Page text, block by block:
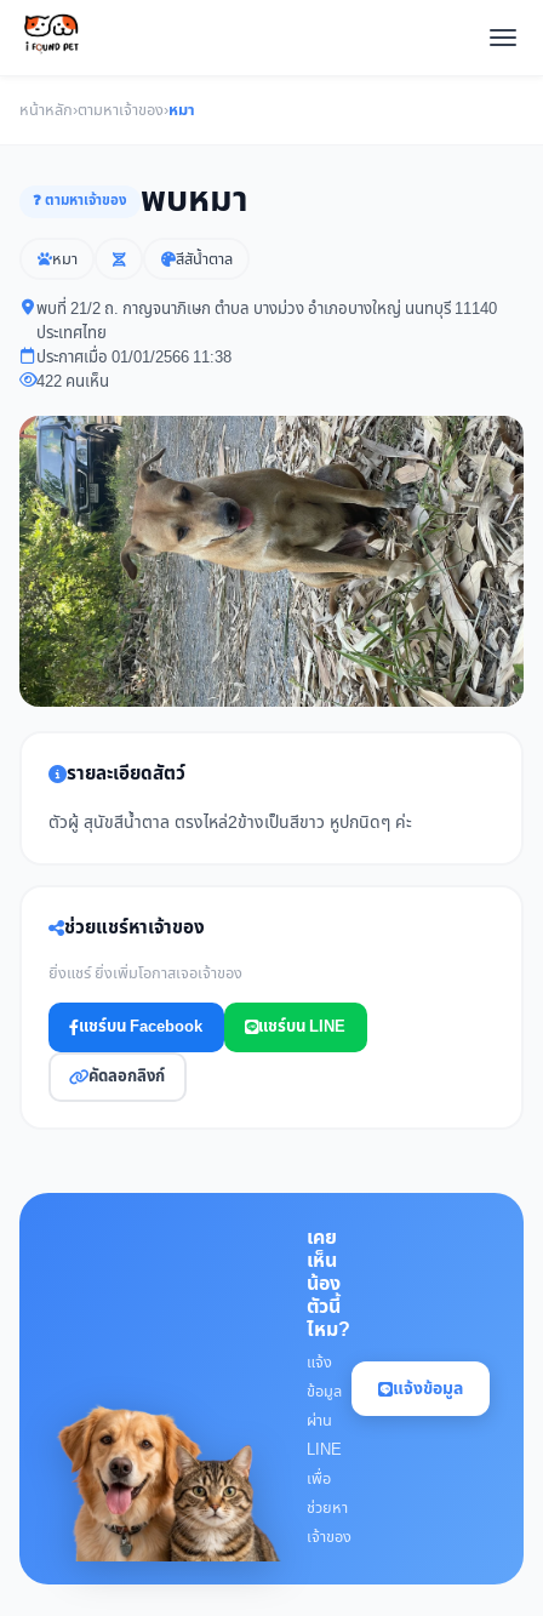
หน้าหลัก›ตามหาเจ้าของ›หมา
❓ ตามหาเจ้าของ พบหมา
หมา สีสัน้ำตาล
พบที่ 21/2 ถ. กาญจนาภิเษก ตำบล บางม่วง อำเภอบางใหญ่ นนทบุรี 11140
ประเทศไทย
ประกาศเมื่อ 01/01/2566 11:38
422 คนเห็น
รายละเอียดสัตว์
ตัวผู้ สุนัขสีน้ำตาล ตรงไหล่2ข้างเป็นสีขาว หูปกนิดๆ ค่ะ
ช่วยแชร์หาเจ้าของ
ยิ่งแชร์ ยิ่งเพิ่มโอกาสเจอเจ้าของ
แชร์บน Facebook แชร์บน LINE
คัดลอกลิงก์
เคย
เห็น
น้อง
ตัวนี้
ไหม?
แจ้ง
ข้อมูล
ผ่าน
LINE
เพื่อ
ช่วยหา
เจ้าของ
แจ้งข้อมูล